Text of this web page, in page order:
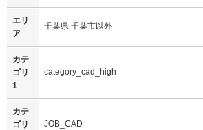
エリ
ア
千葉県 千葉市以外
カテ
ゴリ
1
category_cad_high
カテ
ゴリ
JOB_CAD